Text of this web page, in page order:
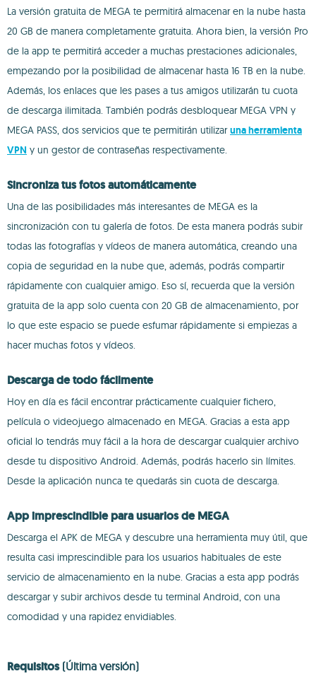
La versión gratuita de MEGA te permitirá almacenar en la nube hasta
20 GB de manera completamente gratuita. Ahora bien, la versión Pro
de la app te permitirá acceder a muchas prestaciones adicionales,
empezando por la posibilidad de almacenar hasta 16 TB en la nube.
Además, los enlaces que les pases a tus amigos utilizarán tu cuota
de descarga ilimitada. También podrás desbloquear MEGA VPN y
MEGA PASS, dos servicios que te permitirán utilizaruna herramienta
VPN y un gestor de contraseñas respectivamente.
Sincroniza tus fotos automáticamente
Una de las posibilidades más interesantes de MEGA es la
sincronización con tu galería de fotos. De esta manera podrás subir
todas las fotografías y vídeos de manera automática, creando una
copia de seguridad en la nube que, además, podrás compartir
rápidamente con cualquier amigo. Eso sí, recuerda que la versión
gratuita de la app solo cuenta con 20 GB de almacenamiento, por
lo que este espacio se puede esfumar rápidamente si empiezas a
hacer muchas fotos y vídeos.
Descarga de todo fácilmente
Hoy en día es fácil encontrar prácticamente cualquier fichero,
película o videojuego almacenado en MEGA. Gracias a esta app
oficial lo tendrás muy fácil a la hora de descargar cualquier archivo
desde tu dispositivo Android. Además, podrás hacerlo sin límites.
Desde la aplicación nunca te quedarás sin cuota de descarga.
App imprescindible para usuarios de MEGA
Descarga el APK de MEGA y descubre una herramienta muy útil, que
resulta casi imprescindible para los usuarios habituales de este
servicio de almacenamiento en la nube. Gracias a esta app podrás
descargar y subir archivos desde tu terminal Android, con una
comodidad y una rapidez envidiables.
Requisitos (Última versión)